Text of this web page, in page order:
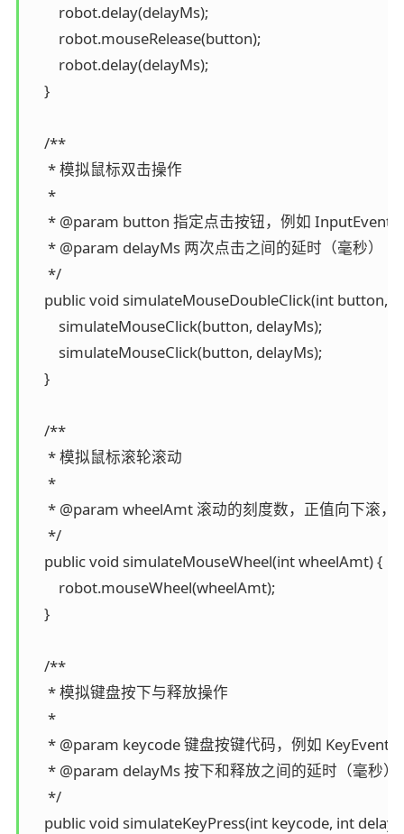
        robot.delay(delayMs);
        robot.mouseRelease(button);
        robot.delay(delayMs);
    }
    /**
     * 模拟鼠标双击操作
     *
* @param button 指定点击按钮，例如
     * @param delayMs 两次点击之间的延时（毫秒）
     */
public void simulateMouseDoubleClick(int button,
        simulateMouseClick(button, delayMs);
        simulateMouseClick(button, delayMs);
    }
    /**
     * 模拟鼠标滚轮滚动
     *
* @param wheelAmt 滚动的刻度数，正值向下滚，
     */
    public void simulateMouseWheel(int wheelAmt) {
        robot.mouseWheel(wheelAmt);
    }
    /**
     * 模拟键盘按下与释放操作
     *
* @param keycode 键盘按键代码，例如
     * @param delayMs 按下和释放之间的延时（毫秒）
     */
public void simulateKeyPress(int keycode, int